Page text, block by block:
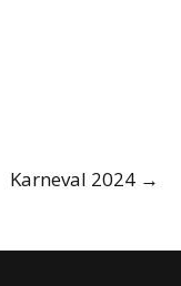
Karneval 2024 →